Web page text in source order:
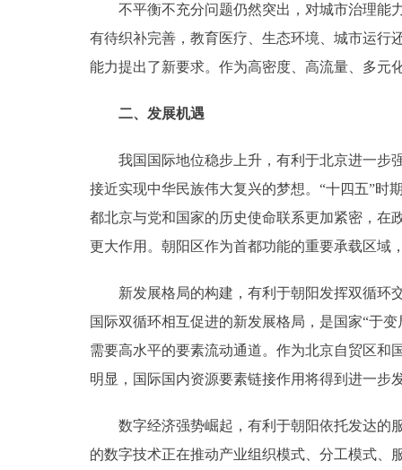
不平衡不充分问题仍然突出，对城市治理能力
有待织补完善，教育医疗、生态环境、城市运行
能力提出了新要求。作为高密度、高流量、多元
二、发展机遇
我国国际地位稳步上升，有利于北京进一步强
接近实现中华民族伟大复兴的梦想。“十四五”时
都北京与党和国家的历史使命联系更加紧密，在
更大作用。朝阳区作为首都功能的重要承载区域
新发展格局的构建，有利于朝阳发挥双循环交
国际双循环相互促进的新发展格局，是国家“于
需要高水平的要素流动通道。作为北京自贸区和
明显，国际国内资源要素链接作用将得到进一步
数字经济强势崛起，有利于朝阳依托发达的服
的数字技术正在推动产业组织模式、分工模式、